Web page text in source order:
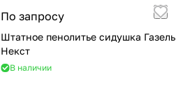
По запросу
Штатное пенолитье сидушка Газель
Некст
В наличии